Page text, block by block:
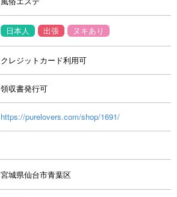
日本人 出張 ヌキあり
クレジットカード利用可
領収書発行可
https://purelovers.com/shop/1691/
宮城県仙台市青葉区